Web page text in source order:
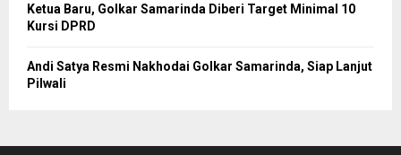
Ketua Baru, Golkar Samarinda Diberi Target Minimal 10
Kursi DPRD
Andi Satya Resmi Nakhodai Golkar Samarinda, Siap Lanjut
Pilwali